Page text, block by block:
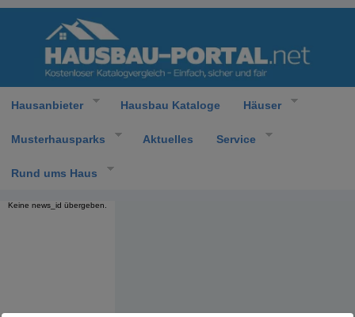
Hausanbieter Hausbau Kataloge Häuser
Musterhausparks Aktuelles Service
Rund ums Haus
Keine news_id übergeben.